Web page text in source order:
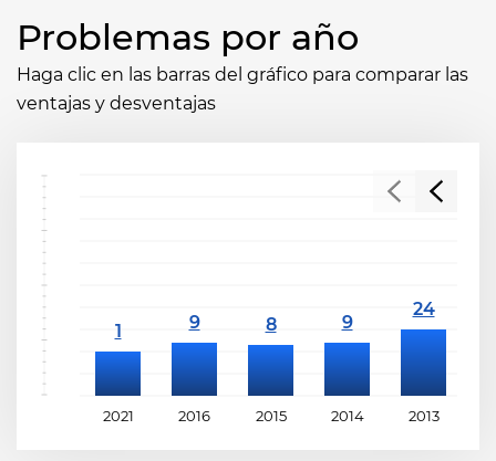
Problemas por año
Haga clic en las barras del gráfico para comparar las
ventajas y desventajas
2021 2016 2015 2014 2013